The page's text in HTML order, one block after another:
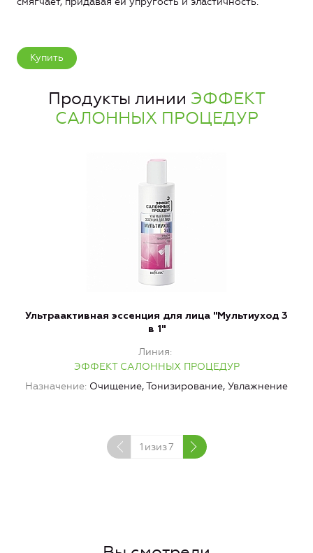
Купить
Продукты линии ЭФФЕКТ
САЛОННЫХ ПРОЦЕДУР
Ультраактивная эссенция для лица "Мультиуход 3
в 1"
Линия
ЭФФЕКТ САЛОННЫХ ПРОЦЕДУР
Назначение Очищение, Тонизирование, Увлажнение
1 изиз7